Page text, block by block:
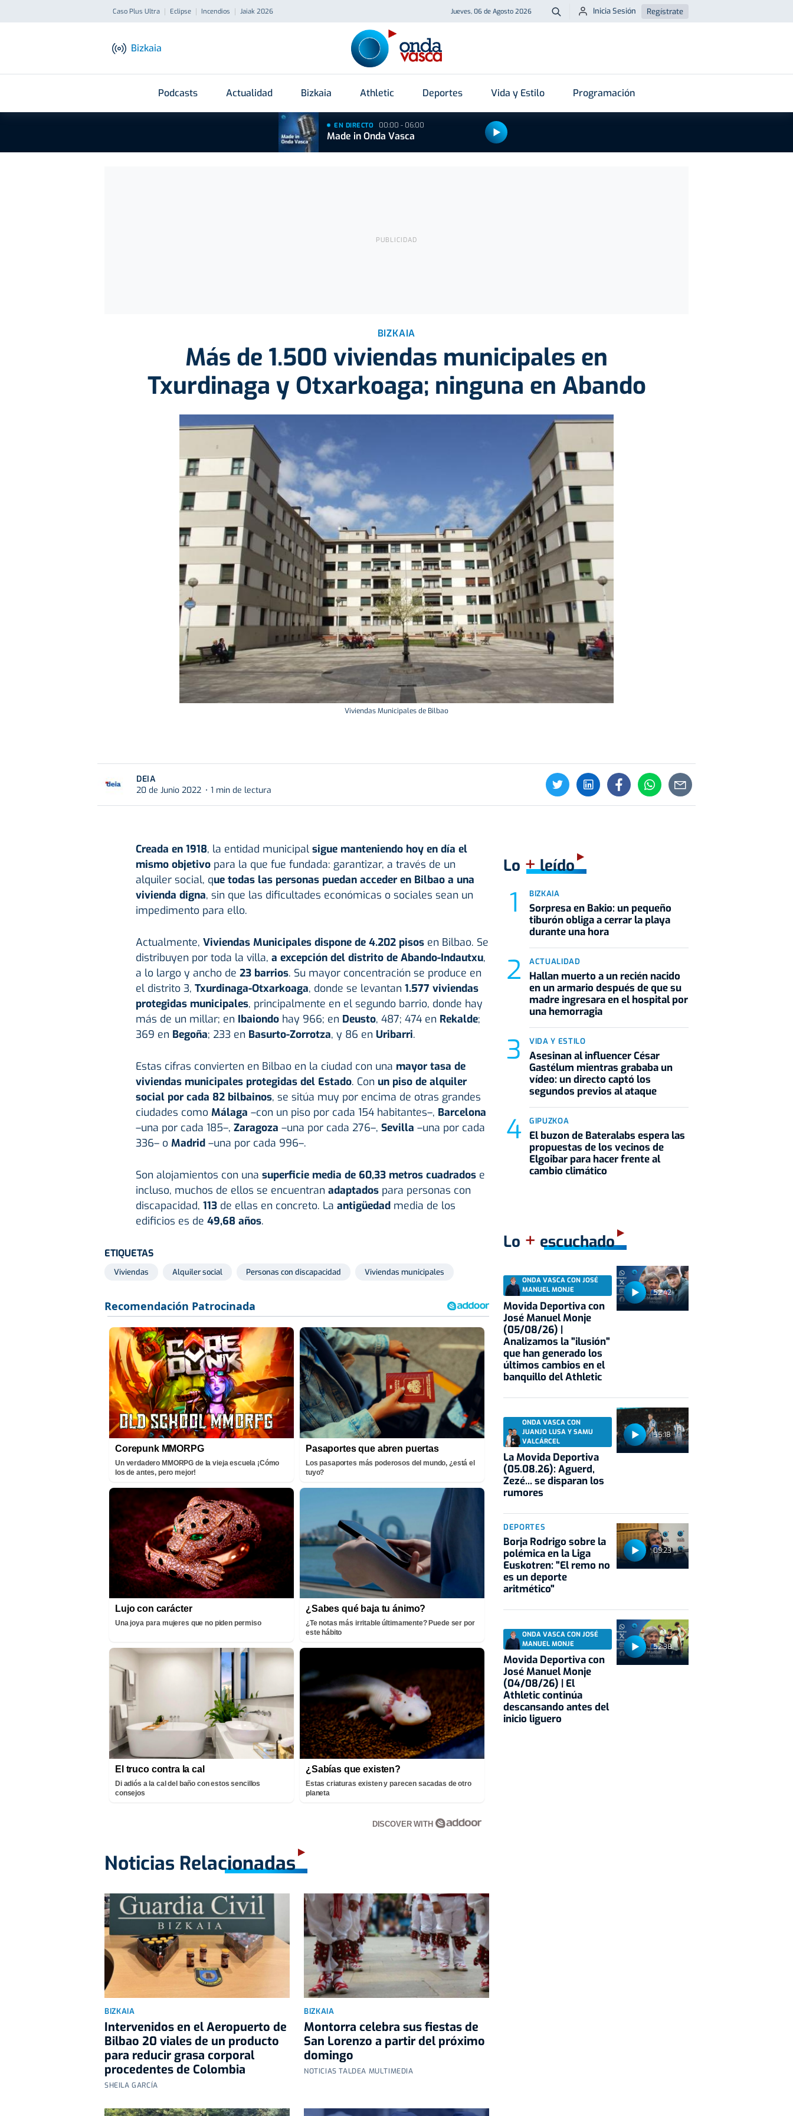
Caso Plus Ultra Eclipse Incendios Jaiak 2026 Jueves, 06 de Agosto 2026 Buscar
Inicia Sesión Regístrate
Bizkaia
Podcasts Actualidad Bizkaia Athletic Deportes Vida y Estilo Programación
EN DIRECTO 00:00 - 06:00
Made in Onda Vasca
BIZKAIA
Más de 1.500 viviendas municipales en
Txurdinaga y Otxarkoaga; ninguna en Abando
Viviendas Municipales de Bilbao
DEIA
20 de Junio 2022
1 min de lectura
Creada en 1918, la entidad municipal sigue manteniendo hoy en día el
mismo objetivopara la que fue fundada: garantizar, a través de un
alquiler social, que todas las personas puedan acceder en Bilbao a una
vivienda digna, sin que las dificultades económicas o sociales sean un
impedimento para ello.
Actualmente, Viviendas Municipales dispone de 4.202 pisosen Bilbao. Se
distribuyen por toda la villa, a excepción del distrito de Abando-Indautxu,
a lo largo y ancho de 23 barrios. Su mayor concentración se produce en
el distrito 3, Txurdinaga-Otxarkoaga, donde se levantan 1.577 viviendas
protegidas municipales, principalmente en el segundo barrio, donde hay
más de un millar; en Ibaiondo hay 966; en Deusto, 487; 474 en Rekalde;
369 en Begoña; 233 en Basurto-Zorrotza, y 86 en Uribarri.
Estas cifras convierten en Bilbao en la ciudad con una mayor tasa de
viviendas municipales protegidas del Estado. Con un piso de alquiler
social por cada 82 bilbainos, se sitúa muy por encima de otras grandes
ciudades como Málaga –con un piso por cada 154 habitantes–, Barcelona
–una por cada 185–, Zaragoza –una por cada 276–, Sevilla –una por cada
336– o Madrid –una por cada 996–.
Son alojamientos con una superficie media de 60,33 metros cuadrados e
incluso, muchos de ellos se encuentran adaptados para personas con
discapacidad, 113de ellas en concreto. La antigüedad media de los
edificios es de 49,68 años.
ETIQUETAS
Viviendas Alquiler social Personas con discapacidad Viviendas municipales
Corepunk MMORPG
Un verdadero MMORPG de la vieja escuela ¡Cómo
los de antes, pero mejor!
Pasaportes que abren puertas
Los pasaportes más poderosos del mundo, ¿está el
tuyo?
Lujo con carácter
Una joya para mujeres que no piden permiso
¿Sabes qué baja tu ánimo?
¿Te notas más irritable últimamente? Puede ser por
este hábito
El truco contra la cal
Di adiós a la cal del baño con estos sencillos
consejos
¿Sabías que existen?
Estas criaturas existen y parecen sacadas de otro
planeta
DISCOVER WITH
Noticias Relacionadas
BIZKAIA
Intervenidos en el Aeropuerto de
Bilbao 20 viales de un producto
para reducir grasa corporal
procedentes de Colombia
SHEILA GARCÍA
BIZKAIA
Montorra celebra sus fiestas de
San Lorenzo a partir del próximo
domingo
NOTICIAS TALDEA MULTIMEDIA
Lo +leído
BIZKAIA
Sorpresa en Bakio: un pequeño
tiburón obliga a cerrar la playa
durante una hora
ACTUALIDAD
Hallan muerto a un recién nacido
en un armario después de que su
madre ingresara en el hospital por
una hemorragia
VIDA Y ESTILO
Asesinan al influencer César
Gastélum mientras grababa un
vídeo: un directo captó los
segundos previos al ataque
GIPUZKOA
El buzon de Bateralabs espera las
propuestas de los vecinos de
Elgoibar para hacer frente al
cambio climático
Lo + escuchado
52:42
ONDA VASCA CON JOSÉ
MANUEL MONJE
Movida Deportiva con
José Manuel Monje
(05/08/26) |
Analizamos la "ilusión"
que han generado los
últimos cambios en el
banquillo del Athletic
55:18
ONDA VASCA CON
JUANJO LUSA Y SAMU
VALCÁRCEL
La Movida Deportiva
(05.08.26): Aguerd,
Zezé... se disparan los
rumores
09:23
DEPORTES
Borja Rodrigo sobre la
polémica en la Liga
Euskotren: "El remo no
es un deporte
aritmético"
52:38
ONDA VASCA CON JOSÉ
MANUEL MONJE
Movida Deportiva con
José Manuel Monje
(04/08/26) | El
Athletic continúa
descansando antes del
inicio liguero